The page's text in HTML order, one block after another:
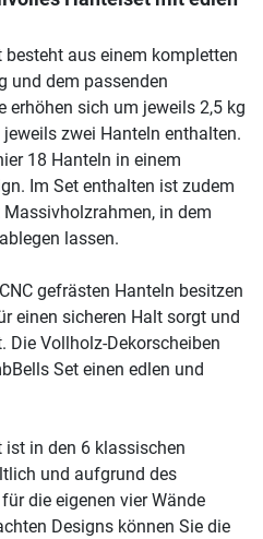
besteht aus einem kompletten
und dem passenden
erhöhen sich um jeweils 2,5 kg
zwei Hanteln enthalten.
18 Hanteln in einem
Im Set enthalten ist zudem
in dem
lassen.
gefrästen Hanteln besitzen
einen sicheren Halt sorgt und
Die Vollholz-Dekorscheiben
Set einen edlen und
ist in den 6 klassischen
und aufgrund des
die eigenen vier Wände
Designs können Sie die